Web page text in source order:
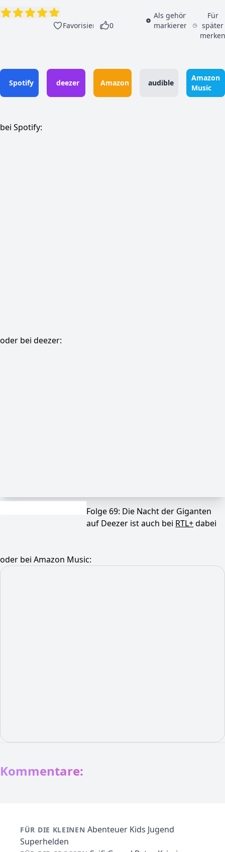
Favorisieren 0
Als gehört
markieren
Für
später
Spotify deezer Amazon audible
Amazon
Music
bei Spotify:
oder bei deezer:
Folge 69: Die Nacht der Giganten
auf Deezer ist auch bei RTL+dabei
oder bei Amazon Music:
Kommentare:
FÜR DIE KLEINEN Abenteuer Kids Jugend
Superhelden